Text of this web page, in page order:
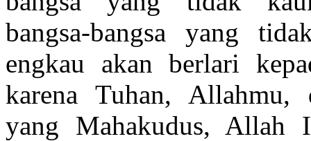
bangsa-bangsa yang
engkau akan berlari
karena Tuhan, Allahmu,
yang Mahakudus, Allah